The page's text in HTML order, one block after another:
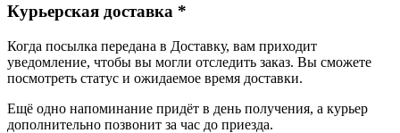
Курьерская доставка *
Когда посылка передана в Доставку, вам приходит
уведомление, чтобы вы могли отследить заказ. Вы сможете
посмотреть статус и ожидаемое время доставки.
Ещё одно напоминание придёт в день получения, а курьер
дополнительно позвонит за час до приезда.